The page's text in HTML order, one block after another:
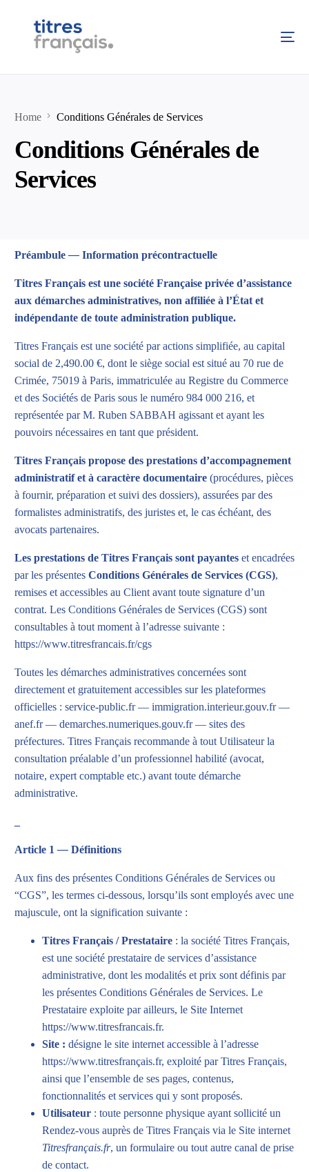
Home Conditions Générales de Services
Conditions Générales de
Services
Préambule—Information précontractuelle
Titres Français est une société Française privée d’assistance
aux démarches administratives, non affiliée à l’État et
indépendante de toute administration publique.
Titres Français est une société par actions simplifiée, au capital
social de 2,490.00 €, dont le siège social est situé au 70 rue de
Crimée, 75019 à Paris, immatriculée au Registre du Commerce
et des Sociétés de Paris sous le numéro 984 000 216, et
représentée par M. Ruben SABBAH agissant et ayant les
pouvoirs nécessaires en tant que président.
Titres Français propose des prestations d’accompagnement
administratif et à caractère documentaire (procédures, pièces
à fournir, préparation et suivi des dossiers), assurées par des
formalistes administratifs, des juristes et, le cas échéant, des
avocats partenaires.
Les prestations de Titres Français sont payanteset encadrées
par les présentes Conditions Générales de Services (CGS),
remises et accessibles au Client avant toute signature d’un
contrat. Les Conditions Générales de Services (CGS) sont
consultables à tout moment à l’adresse suivante :
https://www.titresfrancais.fr/cgs
Toutes les démarches administratives concernées sont
directement et gratuitement accessibles sur les plateformes
officielles : service-public.fr— immigration.interieur.gouv.fr—
anef.fr— demarches.numeriques.gouv.fr— sites des
préfectures. Titres Français recommande à tout Utilisateur la
consultation préalable d’un professionnel habilité (avocat,
notaire, expert comptable etc.) avant toute démarche
administrative.
Article 1—Définitions
Aux fins des présentes Conditions Générales de Services ou
“CGS”, les termes ci-dessous, lorsqu’ils sont employés avec une
majuscule, ont la signification suivante :
Titres Français / Prestataire: la société Titres Français,
est une société prestataire de services d’assistance
administrative, dont les modalités et prix sont définis par
les présentes Conditions Générales de Services. Le
Prestataire exploite par ailleurs, le Site Internet
https://www.titresfrancais.fr.
Site : désigne le site internet accessible à l’adresse
https://www.titresfrançais.fr, exploité par Titres Français,
ainsi que l’ensemble de ses pages, contenus,
fonctionnalités et services qui y sont proposés.
Utilisateur: toute personne physique ayant sollicité un
Rendez-vous auprès de Titres Français via le Site internet
Titresfrançais.fr, un formulaire ou tout autre canal de prise
de contact.